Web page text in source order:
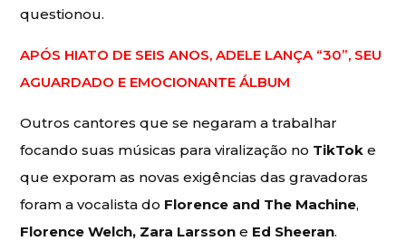
questionou.
APÓS HIATO DE SEIS ANOS, ADELE LANÇA “30”, SEU
AGUARDADO E EMOCIONANTE ÁLBUM
Outros cantores que se negaram a trabalhar
focando suas músicas para viralização no TikTok e
que exporam as novas exigências das gravadoras
foram a vocalista do Florence and The Machine,
Florence Welch, Zara Larsson e Ed Sheeran.